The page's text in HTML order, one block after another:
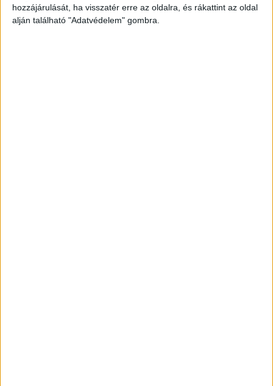
hozzájárulását, ha visszatér erre az oldalra, és rákattint az oldal
alján található "Adatvédelem" gombra.